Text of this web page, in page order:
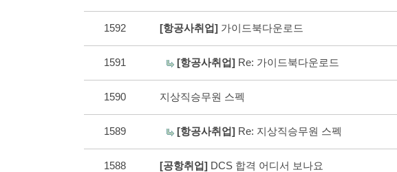
1592 [항공사취업] 가이드북다운로드
1591 [항공사취업] Re: 가이드북다운로드
1590 지상직승무원 스펙
1589 [항공사취업] Re: 지상직승무원 스펙
1588 [공항취업] DCS 합격 어디서 보나요